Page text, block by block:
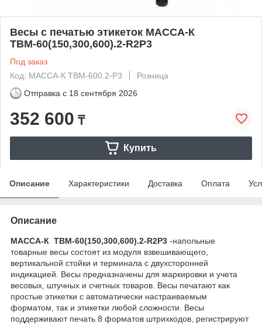
Весы с печатью этикеток МАССА-К
ТВМ-60(150,300,600).2-R2P3
Под заказ
Код: МАССА-К ТВМ-600.2-P3
Розница
Отправка с 18 сентября 2026
352 600 ₸
Купить
Описание Характеристики Доставка Оплата
Описание
МАССА-К ТВМ-60(150,300,600).2-R2P3 -напольные
товарные весы состоят из модуля взвешивающего,
вертикальной стойки и терминала с двухсторонней
индикацией. Весы предназначены для маркировки и учета
весовых, штучных и счетных товаров. Весы печатают как
простые этикетки с автоматически настраиваемым
форматом, так и этикетки любой сложности. Весы
поддерживают печать 8 форматов штрихкодов, регистрируют